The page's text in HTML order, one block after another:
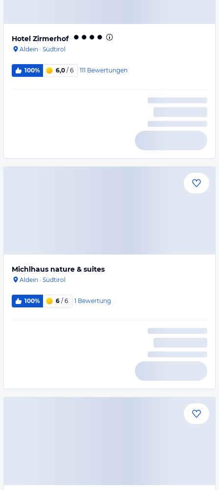
Hotel Zirmerhof
Aldein · Südtirol
100% 6,0 / 6 111 Bewertungen
Michlhaus nature & suites
Aldein · Südtirol
100% 6 / 6 1 Bewertung